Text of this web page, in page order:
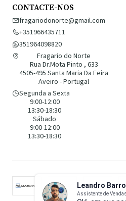
Leandro
Assistente de Vendas
CONTACTE-NOS
fragariodonorte@gmail.com
+351966435711
351964098820
Fragario do Norte
Rua Dr.Mota Pinto , 633
4505-495 Santa Maria Da Feira
Aveiro - Portugal
Segunda a Sexta
9:00-12:00
13:30-18:30
Sábado
9:00-12:00
13:30-18:30